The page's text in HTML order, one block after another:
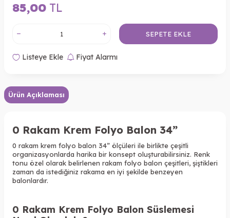
85,00 TL
SEPETE EKLE
Listeye Ekle Fiyat Alarmı
Ürün Açıklaması
0 Rakam Krem Folyo Balon 34”
0 rakam krem folyo balon 34” ölçüleri ile birlikte çeşitli
organizasyonlarda harika bir konsept oluşturabilirsiniz. Renk
tonu özel olarak belirlenen rakam folyo balon çeşitleri, şiştikleri
zaman da istediğiniz rakama en iyi şekilde benzeyen
balonlardır.
0 Rakam Krem Folyo Balon Süslemesi